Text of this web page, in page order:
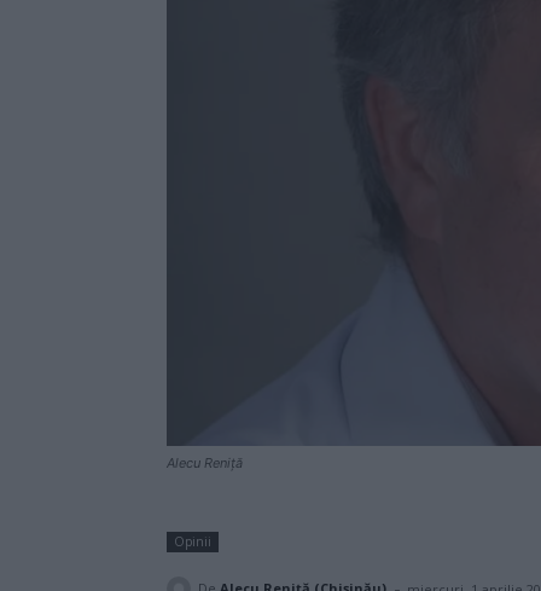
Alecu Reniță
Opinii